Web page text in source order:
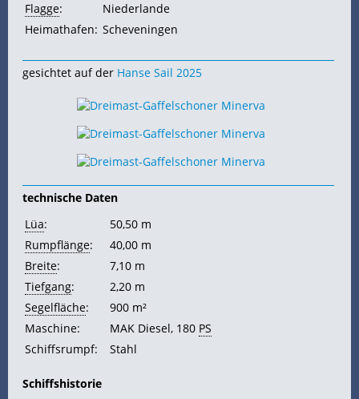
Flagge:
Niederlande
Heimathafen: Scheveningen
gesichtet auf der Hanse Sail 2025
technische Daten
Lüa:
50,50 m
Rumpflänge:
40,00 m
Breite:
7,10 m
Tiefgang:
2,20 m
Segelfläche:
900 m²
Maschine:
MAK Diesel, 180 PS
Schiffsrumpf:
Stahl
Schiffshistorie